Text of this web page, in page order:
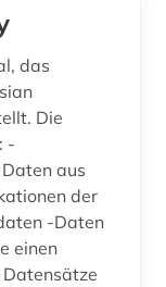
das
Die
-
aus
der
einen